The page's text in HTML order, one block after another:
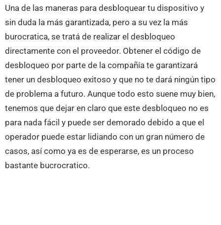
Una de las maneras para desbloquear tu dispositivo y
sin duda la más garantizada, pero a su vez la más
burocratica, se tratá de realizar el desbloqueo
directamente con el proveedor. Obtener el código de
desbloqueo por parte de la compañía te garantizará
tener un desbloqueo exitoso y que no te dará ningún tipo
de problema a futuro. Aunque todo esto suene muy bien,
tenemos que dejar en claro que este desbloqueo no es
para nada fácil y puede ser demorado debido a que el
operador puede estar lidiando con un gran número de
casos, así como ya es de esperarse, es un proceso
bastante bucrocratico.